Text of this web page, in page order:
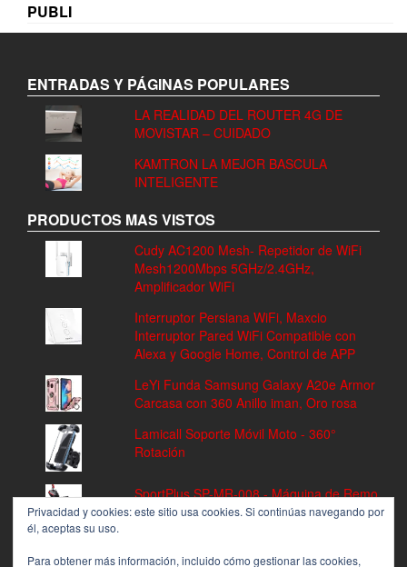
PUBLI
ENTRADAS Y PÁGINAS POPULARES
LA REALIDAD DEL ROUTER 4G DE
MOVISTAR – CUIDADO
KAMTRON LA MEJOR BASCULA
INTELIGENTE
PRODUCTOS MAS VISTOS
Cudy AC1200 Mesh- Repetidor de WiFi
Mesh1200Mbps 5GHz/2.4GHz,
Amplificador WiFi
Interruptor Persiana WiFi, Maxcio
Interruptor Pared WiFi Compatible con
Alexa y Google Home, Control de APP
LeYi Funda Samsung Galaxy A20e Armor
Carcasa con 360 Anillo iman, Oro rosa
Lamicall Soporte Móvil Moto - 360°
Rotación
SportPlus SP-MR-008 - Máquina de Remo
Fitness, Volante de Inercia de 8 kg, 8
Privacidad y cookies: este sitio usa cookies. Si continúas navegando por
él, aceptas su uso.
Para obtener más información, incluido cómo gestionar las cookies,